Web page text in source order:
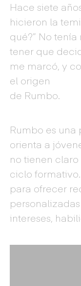
Hace siete
hicieron la
qué?” No
tener que
me marcó, y
el origen
de Rumbo.
Rumbo es
orienta a
no tienen claro
ciclo
para ofrecer
intereses,